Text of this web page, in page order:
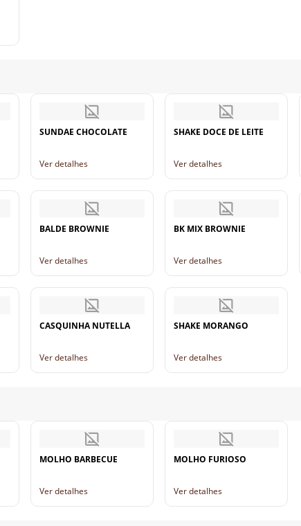
SUNDAE CHOCOLATE
Ver detalhes
SHAKE DOCE DE LEITE
Ver detalhes
BALDE BROWNIE
Ver detalhes
BK MIX BROWNIE
Ver detalhes
CASQUINHA NUTELLA
Ver detalhes
SHAKE MORANGO
Ver detalhes
MOLHO BARBECUE
Ver detalhes
MOLHO FURIOSO
Ver detalhes